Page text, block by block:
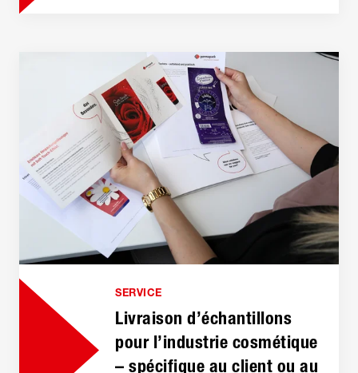
SERVICE
Livraison d’échantillons
pour l’industrie cosmétique
– spécifique au client ou au